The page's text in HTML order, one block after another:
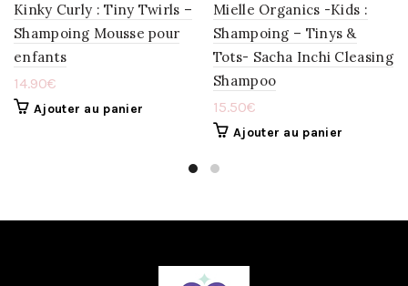
Kinky Curly : Tiny Twirls –
Shampoing Mousse pour
enfants
14.90€
Ajouter au panier
Mielle Organics -Kids :
Shampoing – Tinys &
Tots- Sacha Inchi Cleasing
Shampoo
15.50€
Ajouter au panier